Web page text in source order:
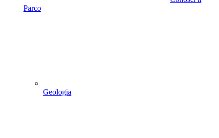
Parco
Geologia